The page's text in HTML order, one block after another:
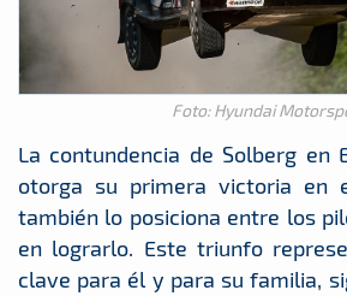
Foto: Hyundai
La contundencia de Solberg en
otorga su primera victoria en
también lo posiciona entre los
en lograrlo. Este triunfo
clave para él y para su familia,